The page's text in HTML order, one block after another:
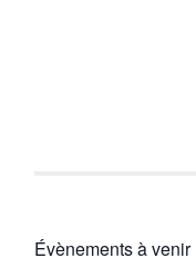
Évènements à venir